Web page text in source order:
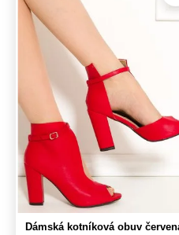
Dámská kotníková obuv